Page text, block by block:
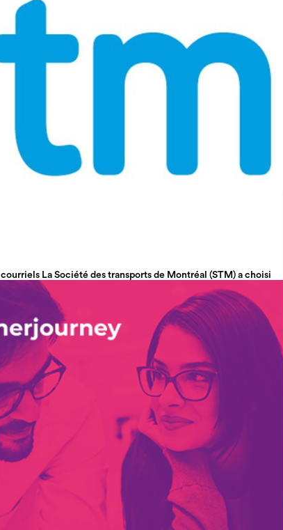
La Société des transports de Montréal (STM) a choisi
pour la gestion et l’envoi de ses infolettres. La Société des...